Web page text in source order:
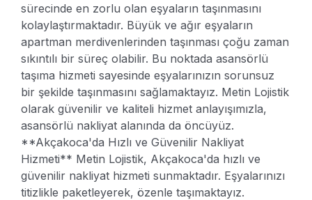
sürecinde en zorlu olan eşyaların taşınmasını
kolaylaştırmaktadır. Büyük ve ağır eşyaların
apartman merdivenlerinden taşınması çoğu zaman
sıkıntılı bir süreç olabilir. Bu noktada asansörlü
taşıma hizmeti sayesinde eşyalarınızın sorunsuz
bir şekilde taşınmasını sağlamaktayız. Metin Lojistik
olarak güvenilir ve kaliteli hizmet anlayışımızla,
asansörlü nakliyat alanında da öncüyüz.
**Akçakoca'da Hızlı ve Güvenilir Nakliyat
Hizmeti** Metin Lojistik, Akçakoca'da hızlı ve
güvenilir nakliyat hizmeti sunmaktadır. Eşyalarınızı
titizlikle paketleyerek, özenle taşımaktayız.